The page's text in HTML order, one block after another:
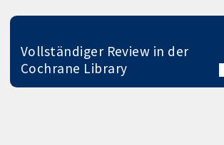
Vollständiger Review in der
Cochrane Library